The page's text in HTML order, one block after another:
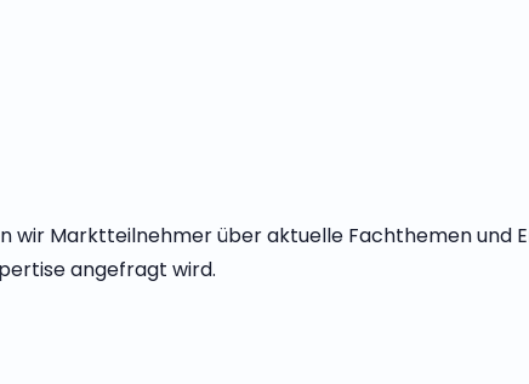
Marktteilnehmer über aktuelle Fachthemen und
angefragt wird.